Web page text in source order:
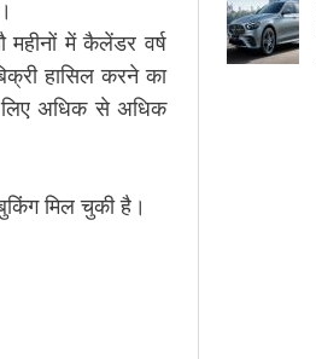
महीनों में कैलेंडर वर्ष
हासिल करने का
लिए अधिक से अधिक
मिल चुकी है।